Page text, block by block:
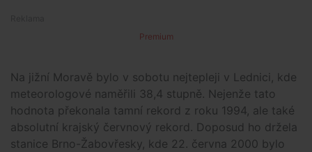
Premium
Na jižní Moravě bylo v sobotu nejtepleji v Lednici, kde
meteorologové naměřili 38,4 stupně. Nejenže tato
hodnota překonala tamní rekord z roku 1994, ale také
absolutní krajský červnový rekord. Doposud ho držela
stanice Brno-Žabovřesky, kde 22. června 2000 bylo